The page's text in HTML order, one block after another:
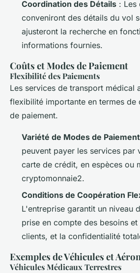
Coordination des Détails : Les
conveniront des détails du vol
ajusteront la recherche en
informations fournies.
Coûts et Modes de Paiement
Flexibilité des Paiements
Les services de transport médical
flexibilité importante en termes de
de paiement.
Variété de Modes de Paiement
peuvent payer les services par
carte de crédit, en espèces ou
cryptomonnaie2.
Conditions de Coopération
L'entreprise garantit un niveau
prise en compte des besoins
clients, et la confidentialité
Exemples de Véhicules et
Véhicules Médicaux Terrestres